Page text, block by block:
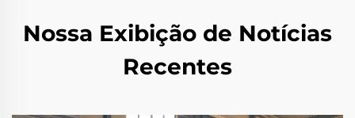
Nossa Exibição de Notícias
Recentes